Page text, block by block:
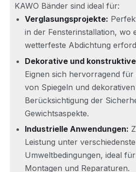
KAWO Bänder sind ideal für:
Verglasungsprojekte:
in der Fensterinstallation, wo
wetterfeste Abdichtung
Dekorative und
Eignen sich hervorragend für
von Spiegeln und
Berücksichtigung der
Gewichtsaspekte.
Industrielle Anwendungen:
Leistung unter
Umweltbedingungen, ideal
Montagen und Reparaturen.